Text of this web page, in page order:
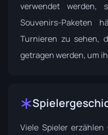
verwendet
Souvenirs-Paketen
Turnieren zu sehen,
getragen werden, um
Viele Spieler